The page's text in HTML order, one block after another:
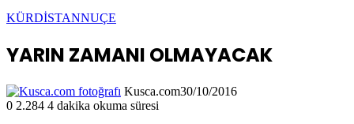
KÜRDİSTANNUÇE
YARIN ZAMANI OLMAYACAK
Kusca.com30/10/2016
0 2.284 4 dakika okuma süresi